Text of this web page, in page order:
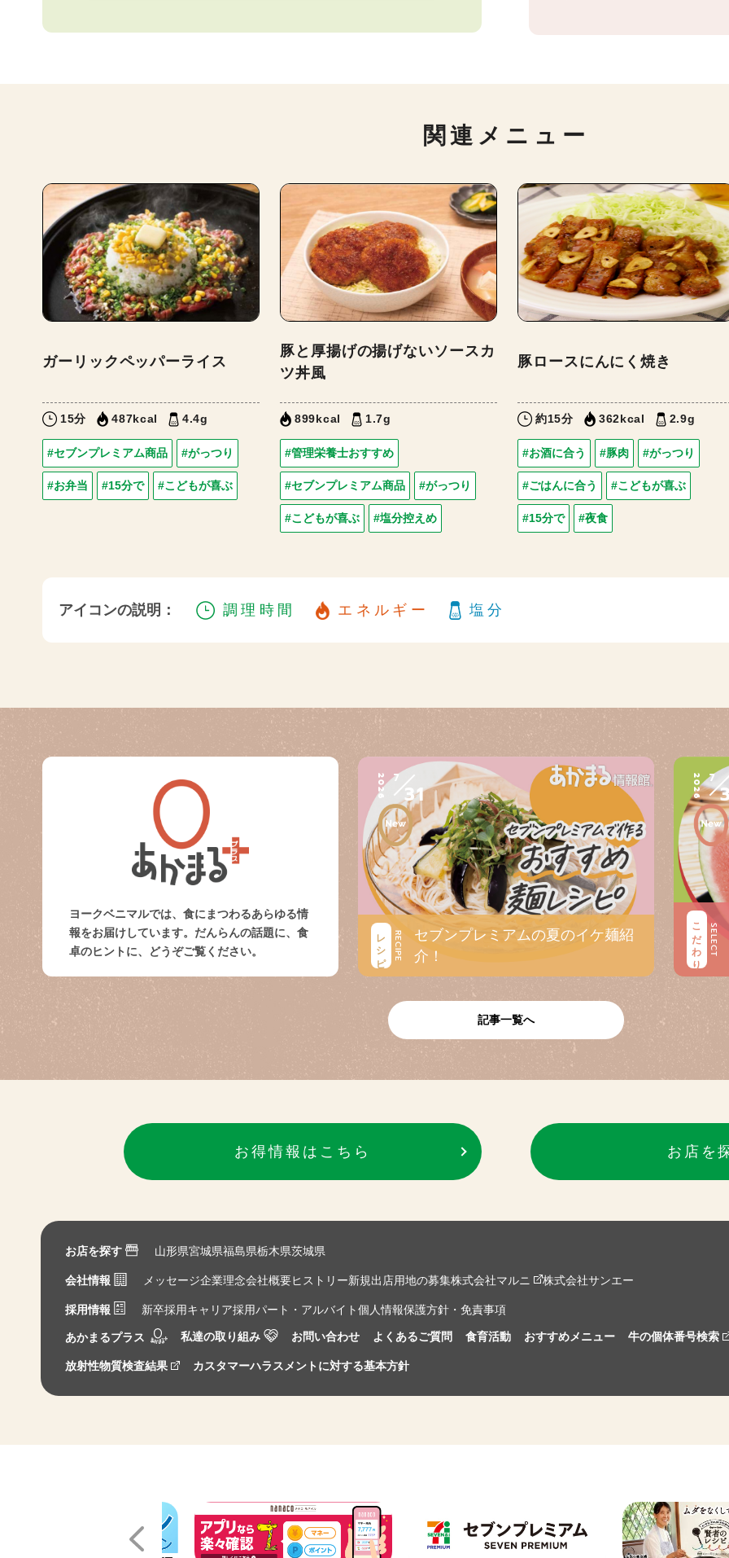
関連メニュー
ガーリックペッパーライス
15分 487kcal 4.4g
#セブンプレミアム商品 #がっつり
#お弁当 #15分で #こどもが喜ぶ
豚と厚揚げの揚げないソースカ
ツ丼風
899kcal 1.7g
#管理栄養士おすすめ
#セブンプレミアム商品 #がっつり
#こどもが喜ぶ #塩分控えめ
豚ロースにんにく焼き
約15分 362kcal 2.9g
#お酒に合う #豚肉 #がっつり
#ごはんに合う #こどもが喜ぶ
#15分で #夜食
アイコンの説明： 調理時間 エネルギー 塩分
ヨークベニマルでは、食にまつわるあらゆる情
報をお届けしています。だんらんの話題に、食
卓のヒントに、どうぞご覧ください。
2026 7
31
レシピ RECIPE
セブンプレミアムの夏のイケ麺紹
介！
2026 7
こだわり SELECT
記事一覧へ
お得情報はこちら お店を
お店を探す 山形県宮城県福島県栃木県茨城県
会社情報 メッセージ企業理念会社概要ヒストリー新規出店用地の募集株式会社マルニ 株式会社サンエー
採用情報 新卒採用キャリア採用パート・アルバイト個人情報保護方針・免責事項
あかまるプラス 私達の取り組み お問い合わせ よくあるご質問 食育活動 おすすめメニュー 牛の個体番号検索
放射性物質検査結果 カスタマーハラスメントに対する基本方針